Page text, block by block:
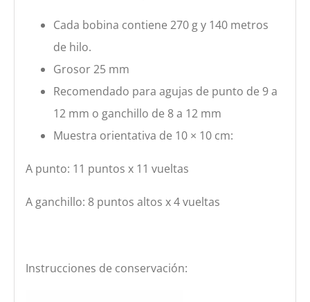
Cada bobina contiene 270 g y 140 metros
de hilo.
Grosor 25 mm
Recomendado para agujas de punto de 9 a
12 mm o ganchillo de 8 a 12 mm
Muestra orientativa de 10 × 10 cm:
A punto: 11 puntos x 11 vueltas
A ganchillo: 8 puntos altos x 4 vueltas
Instrucciones de conservación: